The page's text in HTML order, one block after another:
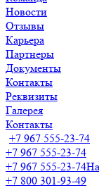
Новости
Отзывы
Карьера
Партнеры
Документы
Контакты
Реквизиты
Галерея
Контакты
+7 967 555-23-74
+7 967 555-23-74
+7 967 555-23-74
+7 800 301-93-49